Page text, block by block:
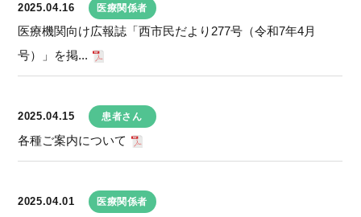
2025.04.16 医療関係者
医療機関向け広報誌「西市民だより277号（令和7年4月
号）」を掲...
2025.04.15 患者さん
各種ご案内について
2025.04.01 医療関係者